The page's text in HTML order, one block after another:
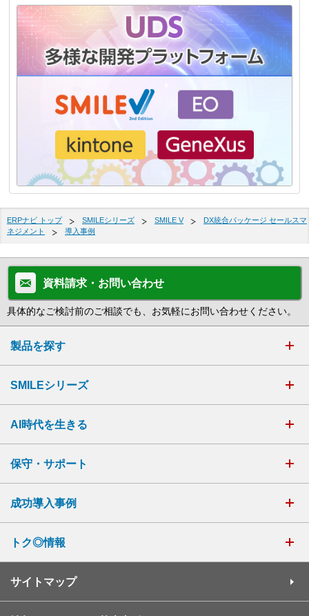
ERPナビ トップ SMILEシリーズ SMILE V
DX統合パッケージ セールスマ
ネジメント
導入事例
資料請求・お問い合わせ
具体的なご検討前のご相談でも、お気軽にお問い合わせください。
製品を探す
SMILEシリーズ
AI時代を生きる
保守・サポート
成功導入事例
トク◎情報
サイトマップ